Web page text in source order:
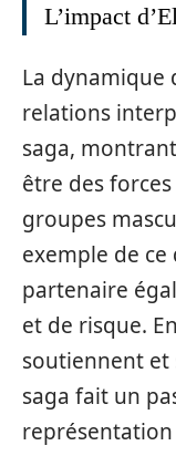
L’impact
La dynamique
relations
saga,
être des
groupes
exemple de
partenaire
et de risque.
soutiennent et
saga fait un